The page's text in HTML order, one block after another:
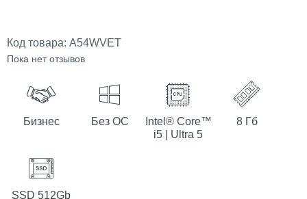
Код товара: A54WVET
Пока нет отзывов
Бизнес Без ОС
Intel® Core™
i5 | Ultra 5
8 Гб
SSD 512Gb